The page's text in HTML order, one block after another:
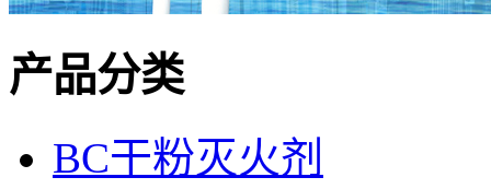
产品分类
BC干粉灭火剂